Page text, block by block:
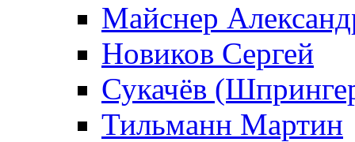
Майснер
Новиков Сергей
Сукачёв
Тильманн Мартин